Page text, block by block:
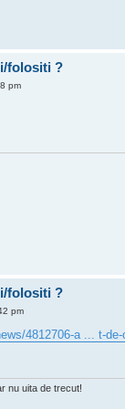
folositi ?
pm
folositi ?
pm
4812706-a ... t-
nu uita de trecut!